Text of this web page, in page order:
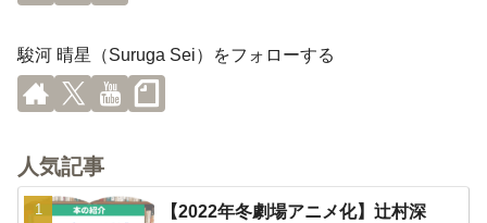
駿河 晴星（Suruga Sei）をフォローする
人気記事
【2022年冬劇場アニメ化】辻村深